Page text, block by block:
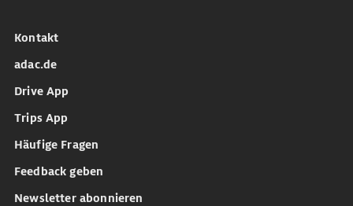
Kontakt
adac.de
Drive App
Trips App
Häufige Fragen
Feedback geben
Newsletter abonnieren